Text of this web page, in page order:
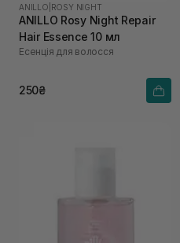
ANILLO ROSY NIGHT
ANILLO Rosy Night Repair
Hair Essence 10 мл
Есенція для волосся
250₴